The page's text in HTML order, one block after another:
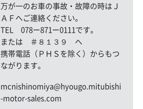
万が一のお車の事故・故障の時はＪ
ＡＦへご連絡ください。
TEL 078ー871ー0111です。
または ＃８１３９ へ
携帯電話（ＰＨＳを除く）からもつ
ながります。
mcnishinomiya@hyougo.mitubishi
-motor-sales.com